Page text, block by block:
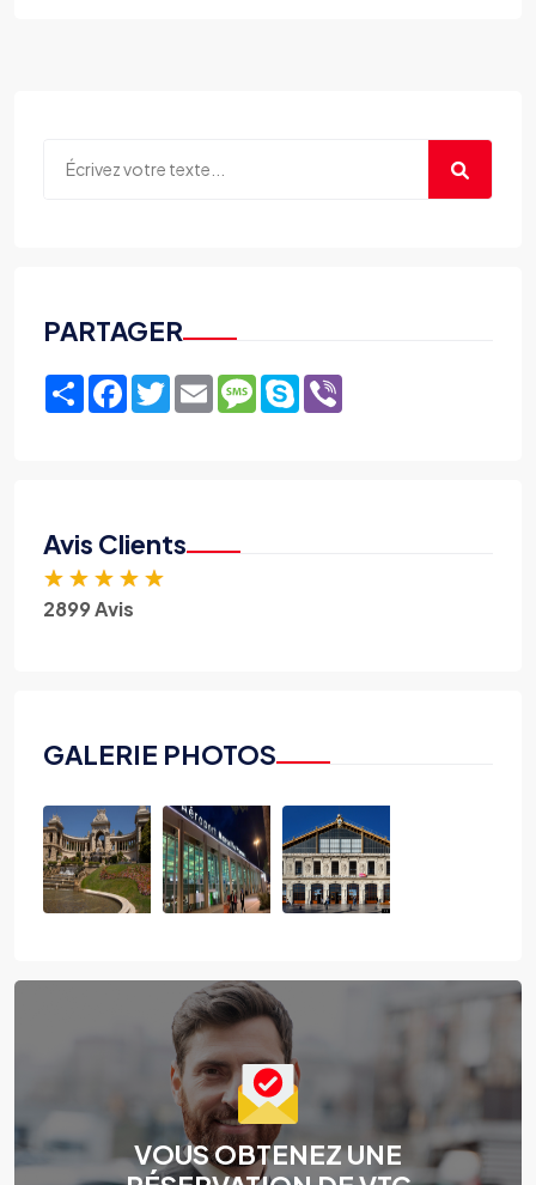
PARTAGER
ShareFacebook
TwitterEmailMessage
Skype
Avis Clients
★ ★ ★ ★ ★
2899 Avis
GALERIE PHOTOS
VOUS OBTENEZ UNE